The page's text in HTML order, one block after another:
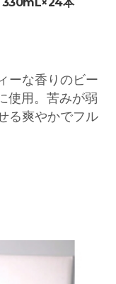
ーな香りのビー
使用。苦みが弱
る爽やかでフル